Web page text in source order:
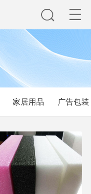
家居用品 广告包装